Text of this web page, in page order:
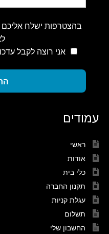
בהצטרפות ישלח
אני רוצה לקבל
עמודים
ראשי
אודות
כלי בית
תקנון החברה
עגלת קניות
תשלום
החשבון שלי